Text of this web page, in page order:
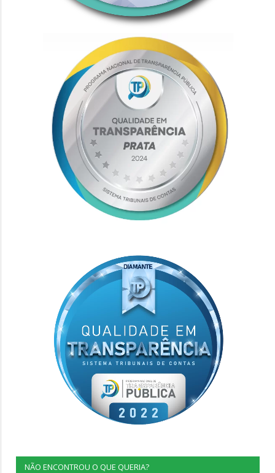
NÃO ENCONTROU O QUE QUERIA?